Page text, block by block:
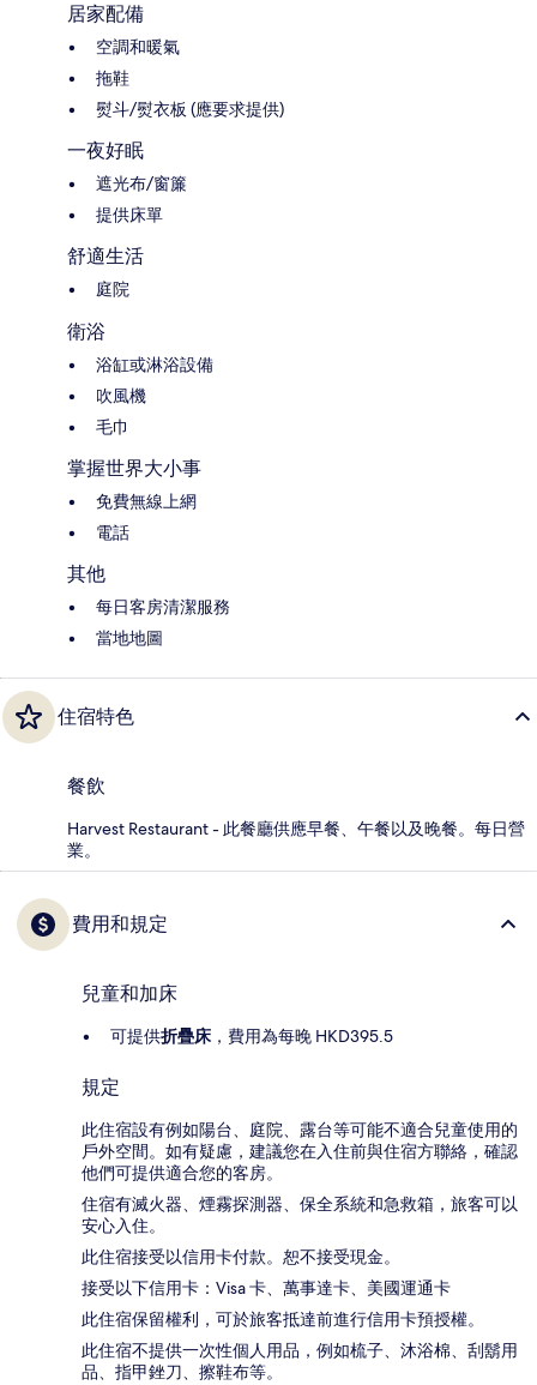
居家配備
空調和暖氣
拖鞋
熨斗/熨衣板 (應要求提供)
一夜好眠
遮光布/窗簾
提供床單
舒適生活
庭院
衛浴
浴缸或淋浴設備
吹風機
毛巾
掌握世界大小事
免費無線上網
電話
其他
每日客房清潔服務
當地地圖
住宿特色
餐飲
Harvest Restaurant - 此餐廳供應早餐、午餐以及晚餐。每日營
業。
費用和規定
兒童和加床
可提供折疊床 ，費用為每晚 HKD395.5
規定
此住宿設有例如陽台、庭院、露台等可能不適合兒童使用的
戶外空間。如有疑慮，建議您在入住前與住宿方聯絡，確認
他們可提供適合您的客房。
住宿有滅火器、煙霧探測器、保全系統和急救箱，旅客可以
安心入住。
此住宿接受以信用卡付款。恕不接受現金。
接受以下信用卡：Visa 卡、萬事達卡、美國運通卡
此住宿保留權利，可於旅客抵達前進行信用卡預授權。
此住宿不提供一次性個人用品，例如梳子、沐浴棉、刮鬍用
品、指甲銼刀、擦鞋布等。